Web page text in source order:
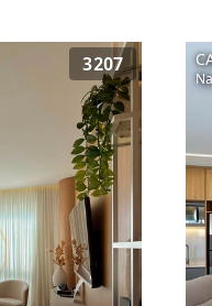
3207